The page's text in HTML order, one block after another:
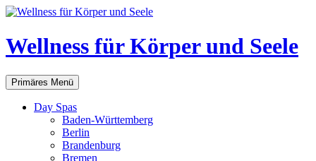
Zum
springen
Wellness für Körper und Seele
Suchen
Primäres Menü
Day Spas
Baden-Württemberg
Berlin
Brandenburg
Bremen